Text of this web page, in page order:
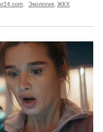
Экология ЖКХ